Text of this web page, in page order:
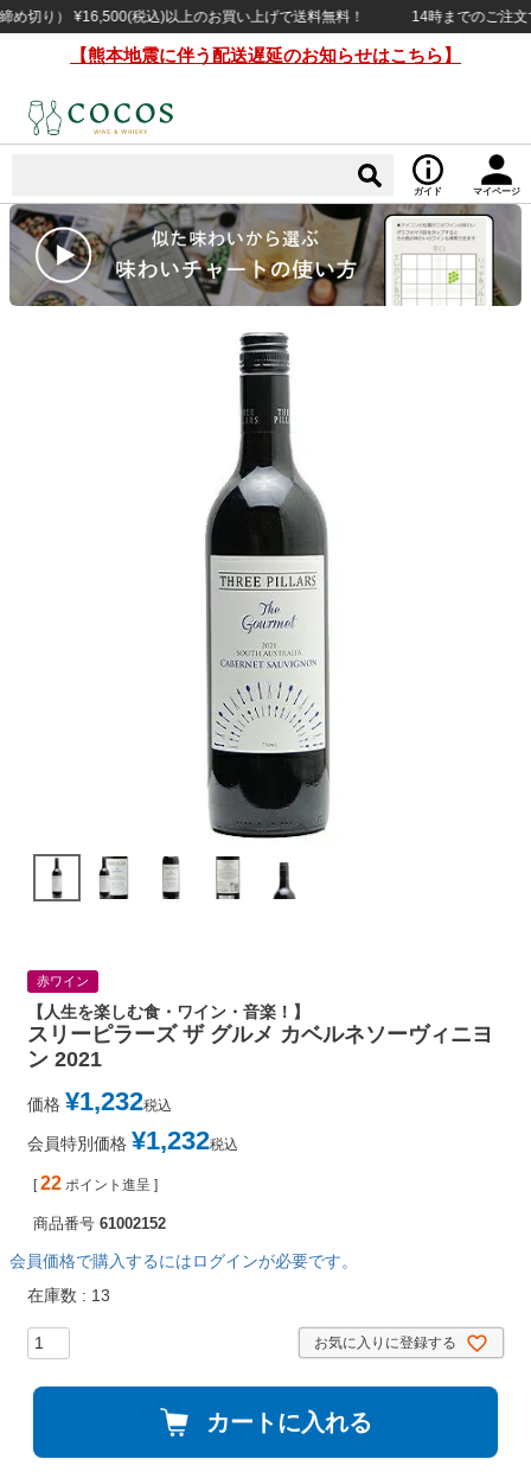
り） ¥16,500(税込)以上のお買い上げで送料無料！ 14時までのご注文で
【熊本地震に伴う配送遅延のお知らせはこちら】
ガイド マイページ
赤ワイン
【人生を楽しむ食・ワイン・音楽！】
スリーピラーズ ザ グルメ カベルネソーヴィニヨ
ン 2021
価格 ¥1,232税込
会員特別価格 ¥1,232税込
[ 22 ポイント進呈 ]
商品番号 61002152
会員価格で購入するにはログインが必要です。
在庫数
13
お気に入りに登録する
カートに入れる